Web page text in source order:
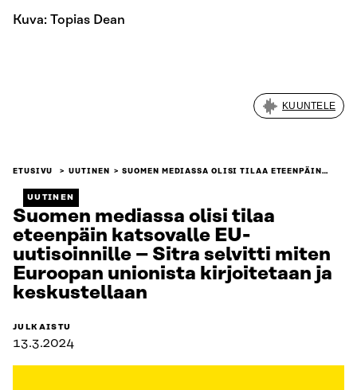
Kuva: Topias Dean
KUUNTELE
ETUSIVU UUTINEN SUOMEN MEDIASSA OLISI TILAA ETEENPÄIN…
UUTINEN
Suomen mediassa olisi tilaa
eteenpäin katsovalle EU-
uutisoinnille – Sitra selvitti miten
Euroopan unionista kirjoitetaan ja
keskustellaan
JULKAISTU
13.3.2024